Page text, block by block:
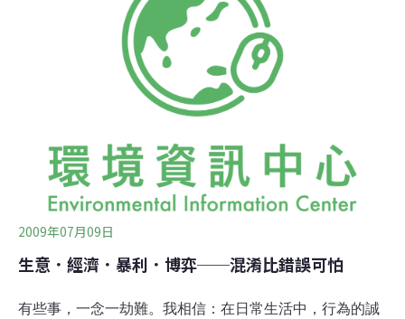
的鴿子不到一歲，除飛不到陸地落海溺斃，未在時間內飛
回也被折斷脖子。亞洲善待動物組織質疑，全案雖由台灣
檢、警、調聯手破案，但是主管動物保護業務的農委會卻
未提出任何控訴。農委會主委陳保基表示，賽鴿涉賭博是
非法，並稱會做了解。農委會動物保護科科長江文全說
明，台灣長年來的地下賽鴿不法行為，組織規模及涉睹金
以刑責為主，加上國內刑責優於行政罰，相關案件調查一
直仰賴檢警調偵辦。他強調
2009年07月09日
生意．經濟．暴利．博弈──混淆比錯誤可怕
有些事，一念一劫難。我相信：在日常生活中，行為的誠